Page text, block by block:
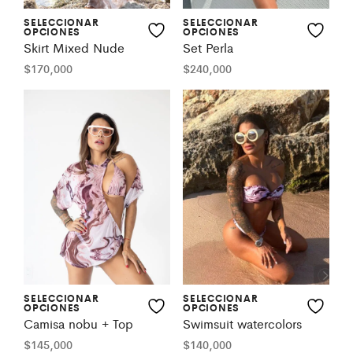
SELECCIONAR
OPCIONES
Skirt Mixed Nude
$170,000
SELECCIONAR
OPCIONES
Set Perla
$240,000
SELECCIONAR
OPCIONES
Camisa nobu + Top
$145,000
SELECCIONAR
OPCIONES
Swimsuit watercolors
$140,000